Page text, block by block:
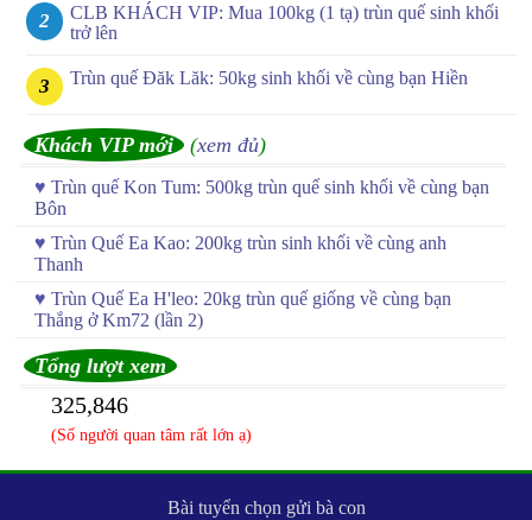
CLB KHÁCH VIP: Mua 100kg (1 tạ) trùn quế sinh khối
trở lên
Trùn quế Đăk Lăk: 50kg sinh khối về cùng bạn Hiền
Khách VIP mới (xem đủ)
♥ Trùn quế Kon Tum: 500kg trùn quế sinh khối về cùng bạn
Bôn
♥ Trùn Quế Ea Kao: 200kg trùn sinh khối về cùng anh
Thanh
♥ Trùn Quế Ea H'leo: 20kg trùn quế giống về cùng bạn
Thắng ở Km72 (lần 2)
Tổng lượt xem
325,846
(Số người quan tâm rất lớn ạ)
Bài tuyển chọn gửi bà con